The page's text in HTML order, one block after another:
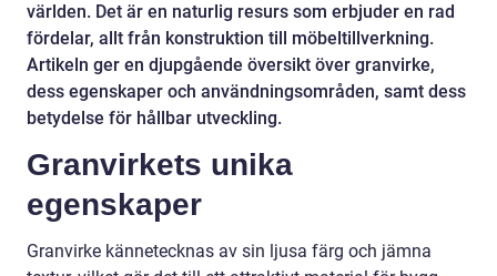
världen. Det är en naturlig resurs som erbjuder en rad
fördelar, allt från konstruktion till möbeltillverkning.
Artikeln ger en djupgående översikt över granvirke,
dess egenskaper och användningsområden, samt dess
betydelse för hållbar utveckling.
Granvirkets unika
egenskaper
Granvirke kännetecknas av sin ljusa färg och jämna